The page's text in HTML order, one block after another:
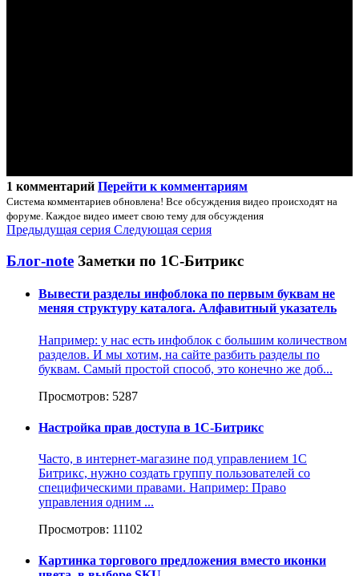
1 комментарий Перейти к комментариям
Система комментариев обновлена! Все обсуждения видео происходят на
форуме. Каждое видео имеет свою тему для обсуждения
Предыдущая серия Следующая серия
Блог-note Заметки по 1С-Битрикс
Вывести разделы инфоблока по первым буквам не
меняя структуру каталога. Алфавитный указатель
Например: у нас есть инфоблок с большим количеством
разделов. И мы хотим, на сайте разбить разделы по
буквам. Самый простой способ, это конечно же доб...
Просмотров: 5287
Настройка прав доступа в 1С-Битрикс
Часто, в интернет-магазине под управлением 1С
Битрикс, нужно создать группу пользователей со
специфическими правами. Например: Право
управления одним ...
Просмотров: 11102
Картинка торгового предложения вместо иконки